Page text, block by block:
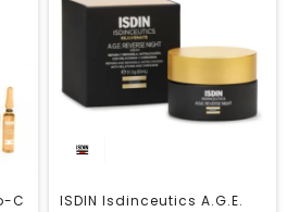
C
ISDIN Isdinceutics A.G.E.